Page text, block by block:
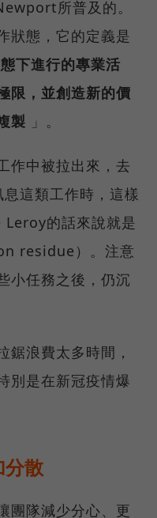
所普及的。
狀態，它的定義是
下進行的專業活
限，並創造新的價
製 」。
作中被拉出來，去
這類工作時，這樣
的話來說就是
residue）。注意
小任務之後，仍沉
鋸浪費太多時間，
別是在新冠疫情爆
分散
團隊減少分心、更